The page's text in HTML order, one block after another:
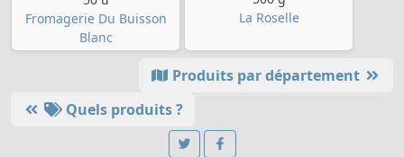
Fromagerie Du Buisson
Blanc
La Roselle
Produits par département
Quels produits ?